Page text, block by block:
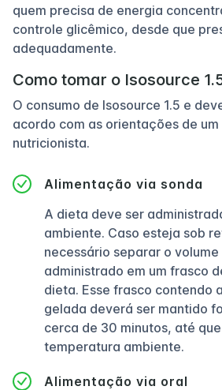
quem precisa de energia
controle glicêmico, desde que
adequadamente.
Como tomar o Isosource
O consumo de Isosource 1.5 e
acordo com as orientações de um
nutricionista.
Alimentação via sonda
A dieta deve ser
ambiente. Caso esteja sob
necessário separar o
administrado em um frasco
dieta. Esse frasco contendo
gelada deverá ser mantido
cerca de 30 minutos, até
temperatura ambiente.
Alimentação via oral